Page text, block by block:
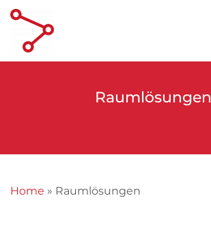
Skip to main content
Raumlösungen
Home » Raumlösungen